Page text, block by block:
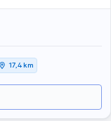
17,4 km